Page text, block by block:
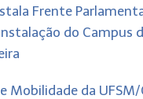
Frente
do Campus
Mobilidade da UFSM/